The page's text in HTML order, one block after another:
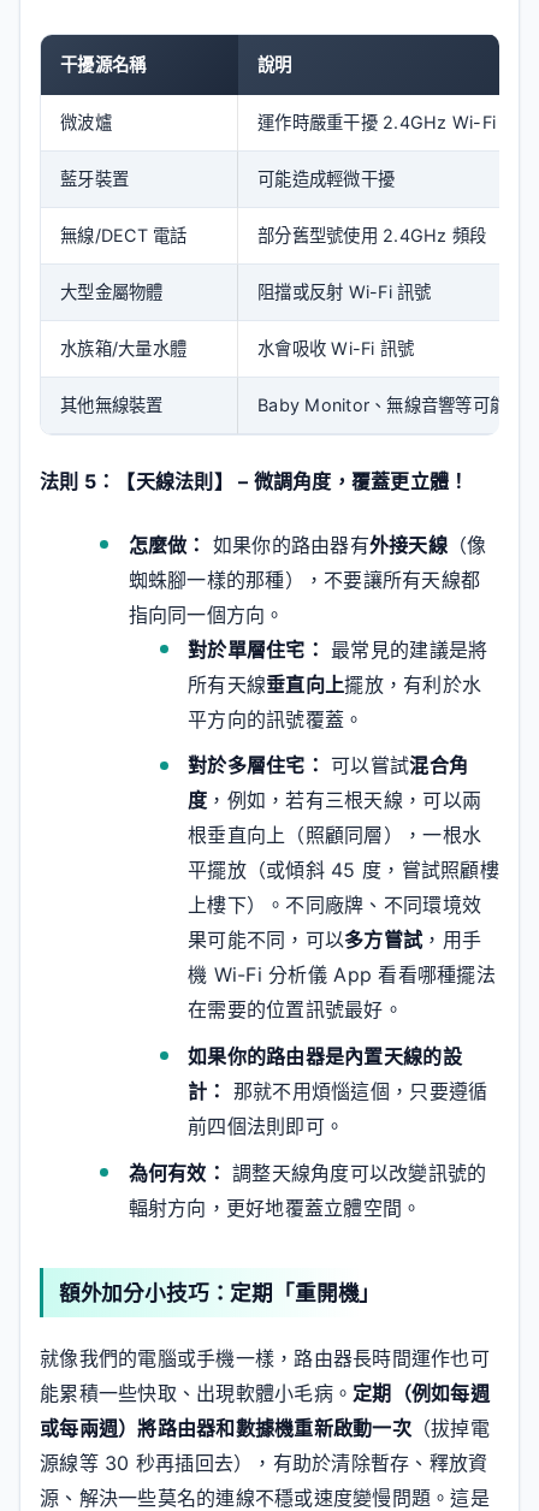
干擾源名稱 說明
微波爐 運作時嚴重干擾 2.4GHz Wi-Fi
藍牙裝置 可能造成輕微干擾
無線/DECT 電話 部分舊型號使用 2.4GHz 頻段
大型金屬物體 阻擋或反射 Wi-Fi 訊號
水族箱/大量水體 水會吸收 Wi-Fi 訊號
其他無線裝置 Baby Monitor、無線音響等可能產
法則 5：【天線法則】 – 微調角度，覆蓋更立體！
怎麼做： 如果你的路由器有外接天線（像
蜘蛛腳一樣的那種），不要讓所有天線都
指向同一個方向。
對於單層住宅： 最常見的建議是將
所有天線垂直向上擺放，有利於水
平方向的訊號覆蓋。
對於多層住宅： 可以嘗試混合角
度 ，例如，若有三根天線，可以兩
根垂直向上（照顧同層），一根水
平擺放（或傾斜 45 度，嘗試照顧樓
上樓下）。不同廠牌、不同環境效
果可能不同，可以多方嘗試 ，用手
機 Wi-Fi 分析儀 App 看看哪種擺法
在需要的位置訊號最好。
如果你的路由器是內置天線的設
計： 那就不用煩惱這個，只要遵循
前四個法則即可。
為何有效： 調整天線角度可以改變訊號的
輻射方向，更好地覆蓋立體空間。
額外加分小技巧：定期「重開機」
就像我們的電腦或手機一樣，路由器長時間運作也可
能累積一些快取、出現軟體小毛病。 定期（例如每週
或每兩週）將路由器和數據機重新啟動一次（拔掉電
源線等 30 秒再插回去），有助於清除暫存、釋放資
源、解決一些莫名的連線不穩或速度變慢問題。這是